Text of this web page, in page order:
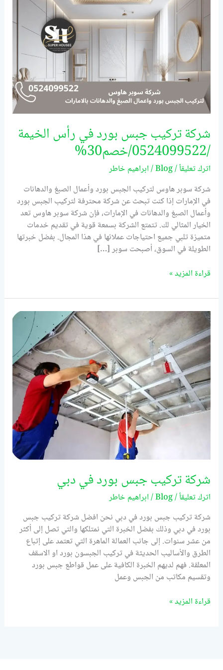
شركة تركيب جبس بورد في رأس الخيمة
/0524099522/خصم30%
اترك تعليقاً/
Blog
/ابراهيم خاطر
شركة سوبر هاوس لتركيب الجبس بورد وأعمال الصبغ والدهانات
في الإمارات إذا كنت تبحث عن شركة محترفة لتركيب الجبس بورد
وأعمال الصبغ والدهانات في الإمارات، فإن شركة سوبر هاوس تعد
الخيار المثالي لك. تتمتع الشركة بسمعة قوية في تقديم خدمات
متميزة تلبي جميع احتياجات عملائها في هذا المجال. بفضل خبرتها
الطويلة في السوق، أصبحت سوبر […]
رأس
الخيمة
خصم30%
قراءة المزيد »
شركة تركيب جبس بورد في دبي
اترك تعليقاً/
Blog
/ابراهيم خاطر
شركة تركيب جبس بورد في دبي نحن افضل شركة تركيب جبس
بورد في دبي وذلك بفضل الخبرة التي نمتلكها والتي تصل إلى أكثر
من عشر سنوات. إلى جانب العمالة الماهرة التي تعتمد على إتباع
الطرق والأساليب الحديثة في تركيب الجبسون بورد او الاسقف
المعلقة. فهم لديهم الخبرة الكافية على عمل قواطع جبس بورد
وتقسيم مكاتب من الجبس وعمل
شركة
تركيب
جبس
بورد
في
دبي
قراءة المزيد »